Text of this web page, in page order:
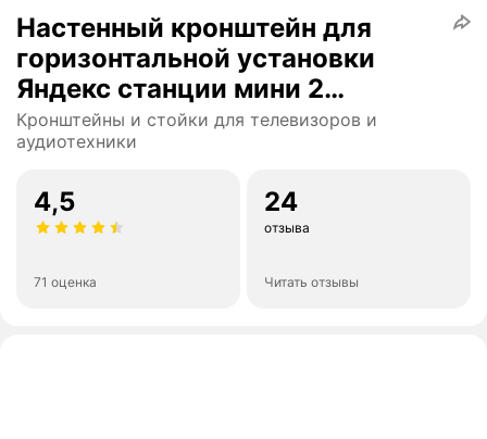
Настенный кронштейн для
горизонтальной установки
Яндекс станции мини 2
поколения
Кронштейны и стойки для телевизоров и
аудиотехники
4,5
71 оценка
24
отзыва
Читать отзывы